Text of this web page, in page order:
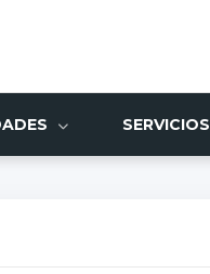
SERVICIOS